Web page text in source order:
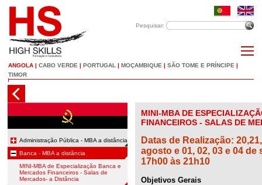
Pesquisar:
ANGOLA | CABO VERDE | PORTUGAL | MOÇAMBIQUE | SÃO TOME E PRÍNCIPE |
TIMOR
Administração Pública - MBA a distância
Banca - MBA a distância
MINI-MBA de Especialização Banca e
Mercados Financeiros - Salas de
Mercados- a Distância
MINI-MBA DE
FINANCEIROS - SALAS DE
Datas de Realização:
agosto e 01, 02, 03 e 04
17h00 às 21h10
Objetivos Gerais